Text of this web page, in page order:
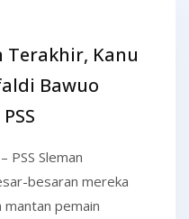
Terakhir, Kanu
Bawuo
PSS Sleman
besaran mereka
mantan pemain